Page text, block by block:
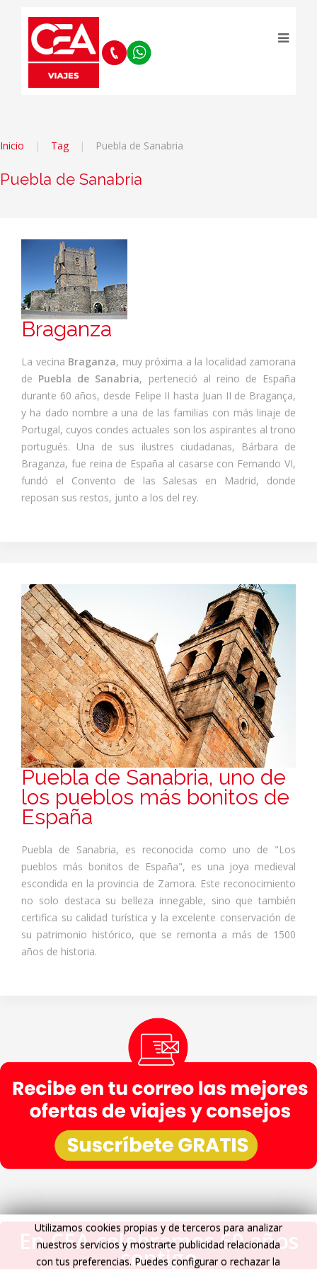
Inicio Tag Puebla de Sanabria
Puebla de Sanabria
Braganza
La vecina Braganza, muy próxima a la localidad zamorana
de Puebla de Sanabria, perteneció al reino de España
durante 60 años, desde Felipe II hasta Juan II de Bragança,
y ha dado nombre a una de las familias con más linaje de
Portugal, cuyos condes actuales son los aspirantes al trono
portugués. Una de sus ilustres ciudadanas, Bárbara de
Braganza, fue reina de España al casarse con Fernando VI,
fundó el Convento de las Salesas en Madrid, donde
reposan sus restos, junto a los del rey.
Puebla de Sanabria, uno de
los pueblos más bonitos de
España
Puebla de Sanabria, es reconocida como uno de "Los
pueblos más bonitos de España", es una joya medieval
escondida en la provincia de Zamora. Este reconocimiento
no solo destaca su belleza innegable, sino que también
certifica su calidad turística y la excelente conservación de
su patrimonio histórico, que se remonta a más de 1500
años de historia.
En CEA celebramos 60 años
contigo
Utilizamos cookies propias y de terceros para analizar
nuestros servicios y mostrarte publicidad relacionada
con tus preferencias. Puedes configurar o rechazar la